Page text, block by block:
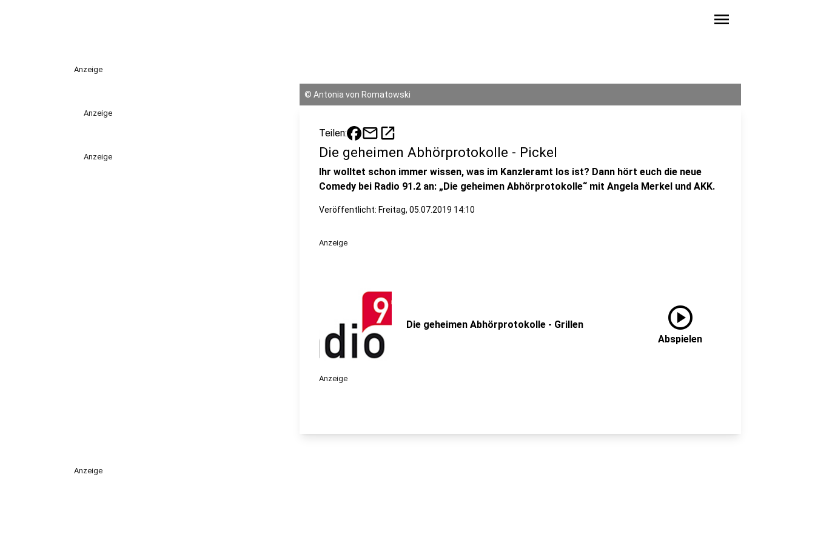
menu
Anzeige
Anzeige
Anzeige
© Antonia von Romatowski
Teilen: mailopen_in_new
Die geheimen Abhörprotokolle - Pickel
Ihr wolltet schon immer wissen, was im Kanzleramt los ist? Dann hört euch die neue
Comedy bei Radio 91.2 an: „Die geheimen Abhörprotokolle“ mit Angela Merkel und AKK.
Veröffentlicht: Freitag, 05.07.2019 14:10
Anzeige
Die geheimen Abhörprotokolle - Grillen play_circle
Abspielen
Anzeige
Anzeige